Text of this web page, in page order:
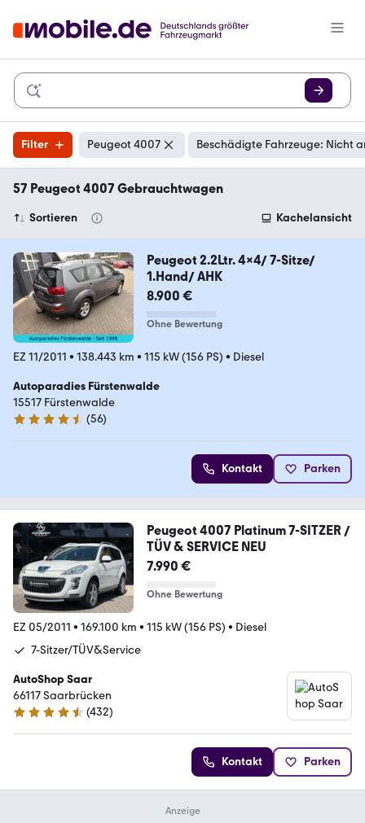
Filter Peugeot 4007 Beschädigte Fahrzeuge: Nicht
57 Peugeot 4007 Gebrauchtwagen
Sortieren Kachelansicht
Peugeot 2.2Ltr. 4x4/ 7-Sitze/
1.Hand/ AHK
8.900 €
Ohne Bewertung
EZ 11/2011 • 138.443 km • 115 kW (156 PS) • Diesel
Autoparadies Fürstenwalde
15517 Fürstenwalde
4.3 Sterne
(56)
Kontakt Parken
Peugeot 4007 Platinum 7-SITZER /
TÜV & SERVICE NEU
7.990 €
Ohne Bewertung
EZ 05/2011 • 169.100 km • 115 kW (156 PS) • Diesel
7-Sitzer/TÜV&Service
AutoShop Saar
66117 Saarbrücken
4.4 Sterne
(432)
Kontakt Parken